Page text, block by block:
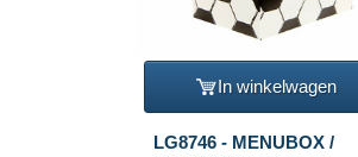
In winkelwagen
LG8746 - MENUBOX /